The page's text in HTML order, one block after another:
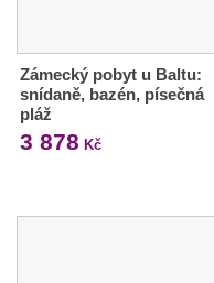
Zámecký pobyt u Baltu:
snídaně, bazén, písečná
pláž
3 878 Kč